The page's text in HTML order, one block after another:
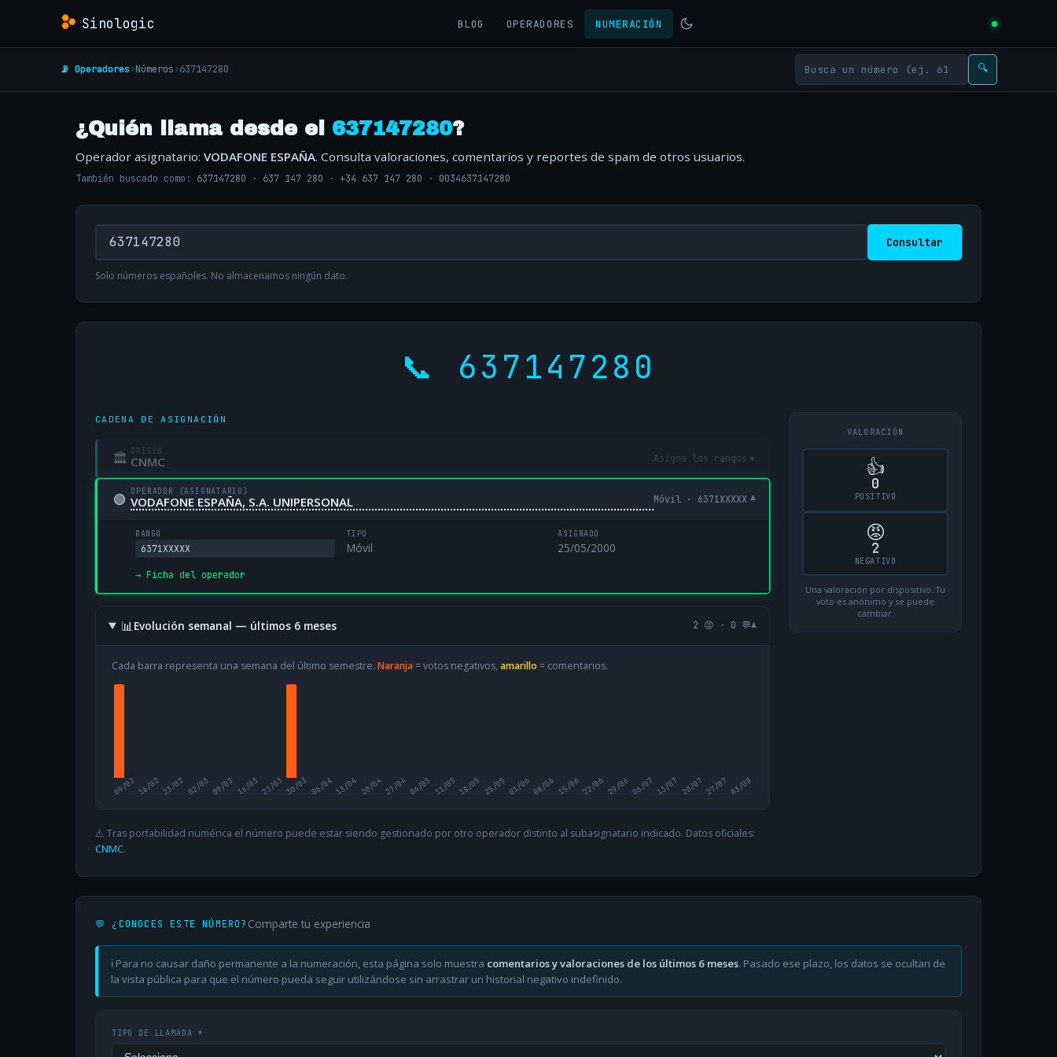
Sinologic BLOG OPERADORES NUMERACIÓN
📡 Operadores›Números›637147280 🔍
¿Quién llama desde el 637147280?
Operador asignatario: VODAFONE ESPAÑA. Consulta valoraciones, comentarios y reportes de spam de otros usuarios.
También buscado como: 637147280 · 637 147 280 · +34 637 147 280 · 0034637147280
Consultar
Solo números españoles. No almacenamos ningún dato.
📞 637147280
CADENA DE ASIGNACIÓN
🏛 ORIGEN
CNMC Asigna los rangos ▾
🟢 OPERADOR (ASIGNATARIO)
VODAFONE ESPAÑA, S.A. UNIPERSONAL Móvil · 6371XXXXX ▾
RANGO
6371XXXXX
TIPO
Móvil
ASIGNADO
25/05/2000
→ Ficha del operador
📊Evolución semanal — últimos 6 meses 2 😡 · 0 💬▾
Cada barra representa una semana del último semestre. Naranja= votos negativos, amarillo = comentarios.
09/0216/0223/02 02/03 09/03 16/03 23/03 30/03 06/0413/04 20/0427/0404/05 11/0518/05 25/0501/0608/06 15/0622/06 29/0606/07 13/07 20/07 27/07 03/08
⚠️ Tras portabilidad numérica el número puede estar siendo gestionado por otro operador distinto al subasignatario indicado. Datos oficiales:
CNMC.
VALORACIÓN
👍
0
POSITIVO
😡
2
NEGATIVO
Una valoración por dispositivo. Tu
voto es anónimo y se puede
cambiar.
💬 ¿CONOCES ESTE NÚMERO? Comparte tu experiencia
ℹ️ Para no causar daño permanente a la numeración, esta página solo muestra comentarios y valoraciones de los últimos 6 meses. Pasado ese plazo, los datos se ocultan de
la vista pública para que el número pueda seguir utilizándose sin arrastrar un historial negativo indefinido.
TIPO DE LLAMADA *